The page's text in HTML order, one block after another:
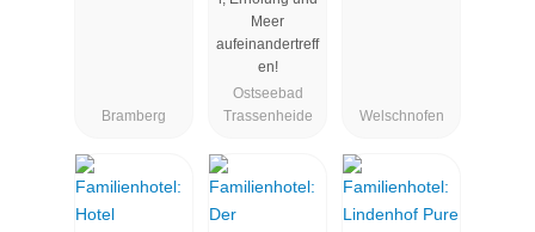
Bramberg
Meer
aufeinandertreff
en!
Ostseebad
Trassenheide
Welschnofen